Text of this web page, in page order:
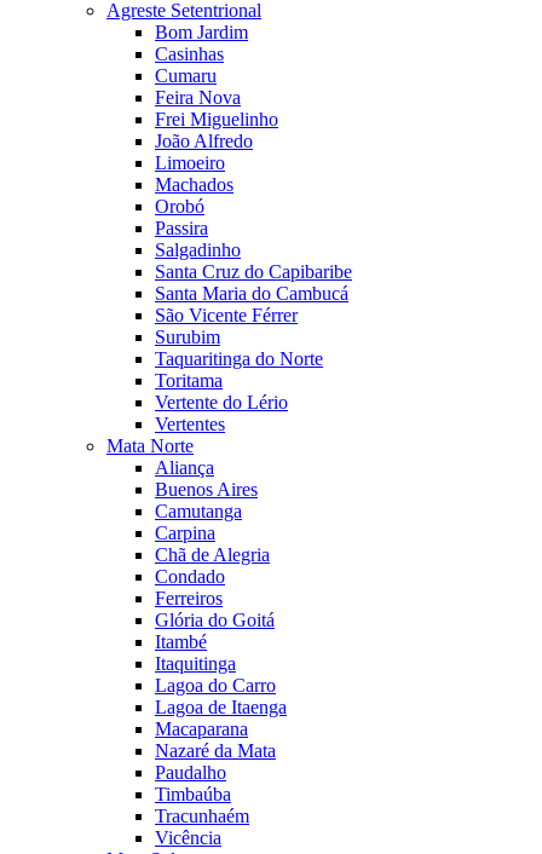
Agreste Setentrional
Bom Jardim
Casinhas
Cumaru
Feira Nova
Frei Miguelinho
João Alfredo
Limoeiro
Machados
Orobó
Passira
Salgadinho
Santa Cruz do Capibaribe
Santa Maria do Cambucá
São Vicente Férrer
Surubim
Taquaritinga do Norte
Toritama
Vertente do Lério
Vertentes
Mata Norte
Aliança
Buenos Aires
Camutanga
Carpina
Chã de Alegria
Condado
Ferreiros
Glória do Goitá
Itambé
Itaquitinga
Lagoa do Carro
Lagoa de Itaenga
Macaparana
Nazaré da Mata
Paudalho
Timbaúba
Tracunhaém
Vicência